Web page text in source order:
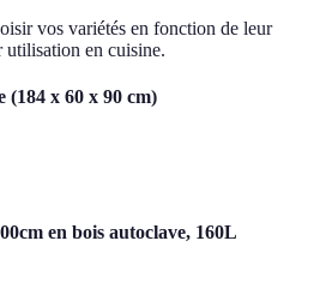
vos variétés en fonction de leur
utilisation en cuisine.
(184 x 60 x 90 cm)
en bois autoclave, 160L